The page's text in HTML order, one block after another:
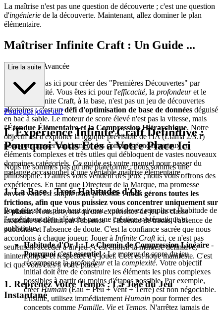
La maîtrise n'est pas une question de découverte ; c'est une question
d'ingénierie de la découverte. Maintenant, allez dominer le plan
élémentaire.
Maîtriser Infinite Craft : Un Guide ...
de Stratégie Avancée
Vous n'êtes pas ici pour créer des "Premières Découvertes" par
simple curiosité. Vous êtes ici pour l'efficacité, la profondeuret le
. Infinite Craft, à la base, n'est pas un jeu de découvertes
aléatoires ; c'est undéfi d'optimisation de base de données déguisé
en bac à sable. Le moteur de score élevé n'est pas la vitesse, mais
l'Étendue Élémentaire et la Compression Hiérarchique. Notre
objectif est d'exploiter la logique prévisible de l'IA (Llama 2/3.1)
pour compresser rapidement des concepts fondamentaux en
éléments complexes et très utiles qui débloquent de vastes nouveaux
domaines catégoriels. Ce guide est votre manuel pour passer du
mélange occasionnel à une véritable maîtrise élémentaire.
1. La Base : Trois Habitudes d'Or
Pour réussir au plus haut niveau, vous devez remplacer l'habitude de
l'expérimentation aléatoire par une création systématique et
analytique.
Habitude d'Or 1 : Le Chemin de Compression Linéaire -
Pourquoi c'est essentiel :Le moteur de score du jeu
récompense laprofondeuret la complexité. Votre objectif
initial doit être de construire les éléments les plus complexes
possibles à partir du moins d'étapes possible. Par exemple,
créerHumain(Eau + Feu + Vent + Terre) est non négociable.
Ensuite, utilisez immédiatementHumain pour former des
concepts comme Famille, Vie et Temps. N'arrêtez jamais de
Lire la suite
Pourquoi jouer ici?
L'Expérience Infinite Craft Définitive :
Pourquoi Vous Êtes à Votre Place Ici
Nous ne sommes pas qu'une plateforme ; nous sommes une
philosophie. D'autres vous vendent des jeux ; nous vous offrons des
expériences. En tant que Directeur de la Marque, ma promesse
envers vous est simple mais profonde :nous gérons toutes les
frictions, afin que vous puissiez vous concentrer uniquement sur
le plaisir.Nous croyons qu'une expérience de jeu de classe
mondiale se définit par l'absence – l'absence de tracas, l'absence de
publicités et l'absence de doute. C'est la confiance sacrée que nous
accordons à chaque joueur. Jouer à Infinite Craftici, ce n'est pas
seulement accéder à un jeu ; c'est choisir la manière définitive,
ininterrompue et respectée d'y jouer. Ceci est notre manifeste. C'est
ici que vous êtes à votre place.
1. Reprenez Votre Temps : La Joie du Jeu
Instantané